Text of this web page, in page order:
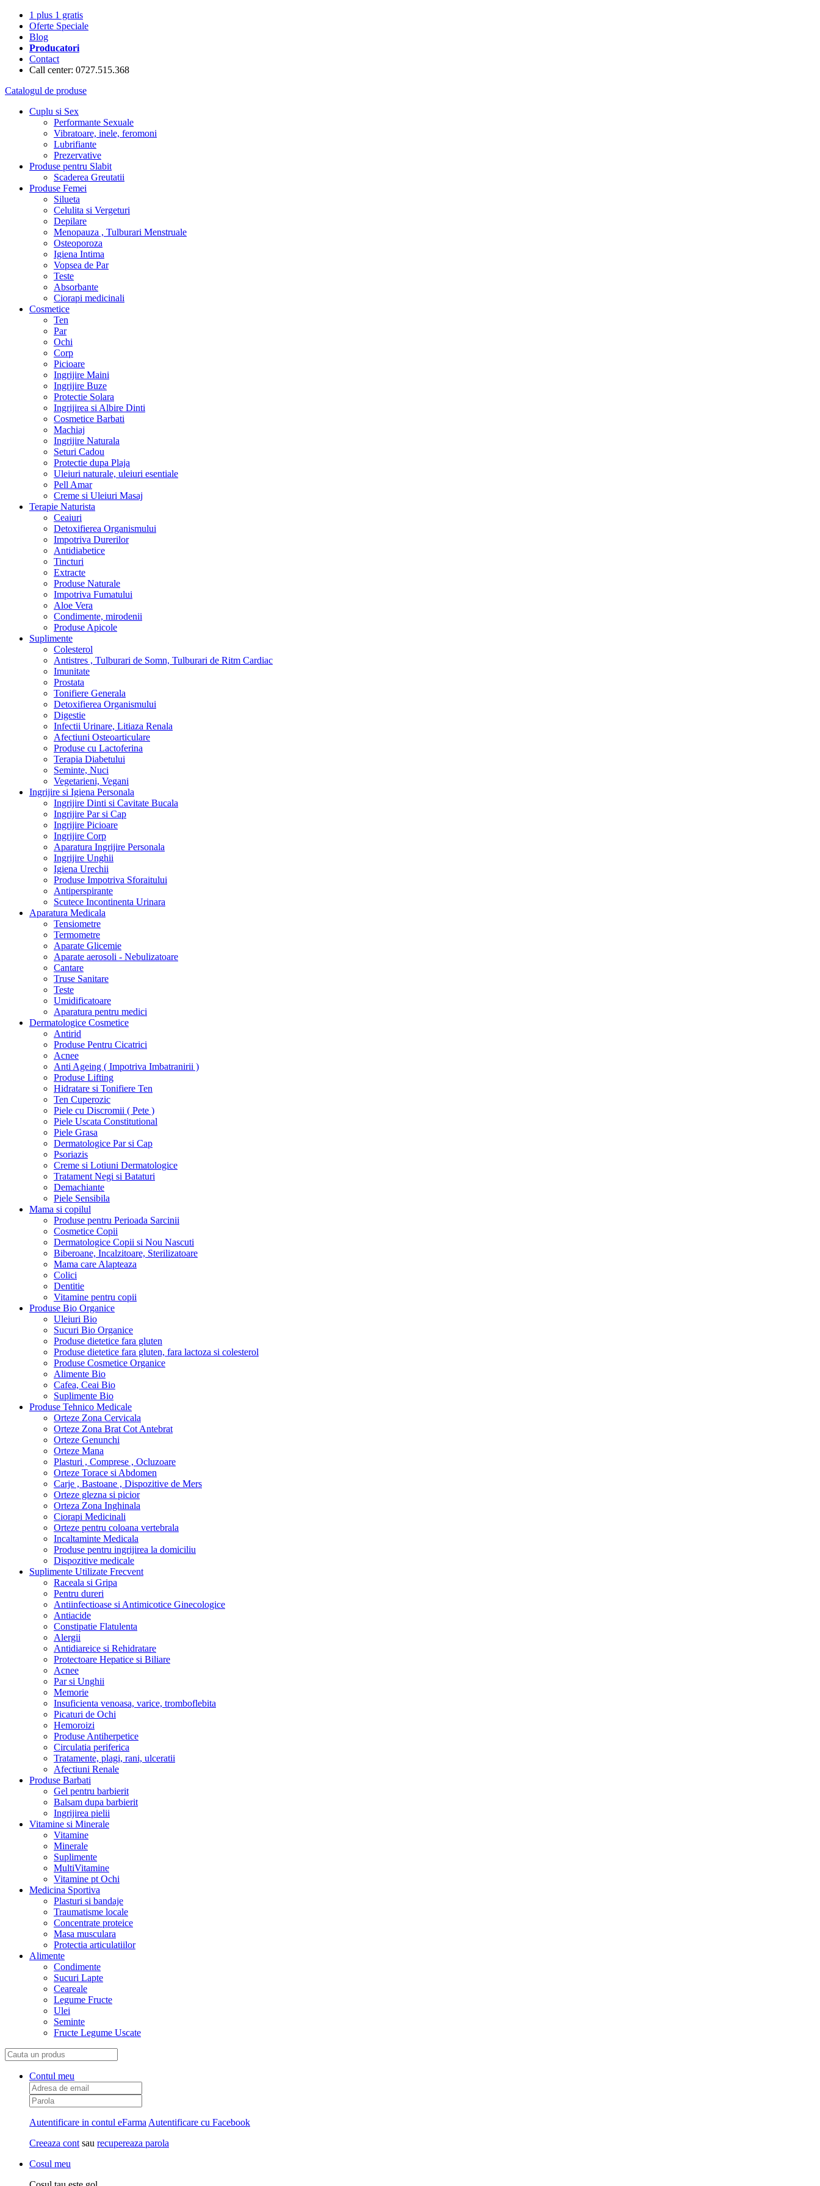
1 plus 1 gratis
Oferte Speciale
Blog
Producatori
Contact
Call center: 0727.515.368
Catalogul de produse
Cuplu si Sex
Performante Sexuale
Vibratoare, inele, feromoni
Lubrifiante
Prezervative
Produse pentru Slabit
Scaderea Greutatii
Produse Femei
Silueta
Celulita si Vergeturi
Depilare
Menopauza , Tulburari Menstruale
Osteoporoza
Igiena Intima
Vopsea de Par
Teste
Absorbante
Ciorapi medicinali
Cosmetice
Ten
Par
Ochi
Corp
Picioare
Ingrijire Maini
Ingrijire Buze
Protectie Solara
Ingrijirea si Albire Dinti
Cosmetice Barbati
Machiaj
Ingrijire Naturala
Seturi Cadou
Protectie dupa Plaja
Uleiuri naturale, uleiuri esentiale
Pell Amar
Creme si Uleiuri Masaj
Terapie Naturista
Ceaiuri
Detoxifierea Organismului
Impotriva Durerilor
Antidiabetice
Tincturi
Extracte
Produse Naturale
Impotriva Fumatului
Aloe Vera
Condimente, mirodenii
Produse Apicole
Suplimente
Colesterol
Antistres , Tulburari de Somn, Tulburari de Ritm Cardiac
Imunitate
Prostata
Tonifiere Generala
Detoxifierea Organismului
Digestie
Infectii Urinare, Litiaza Renala
Afectiuni Osteoarticulare
Produse cu Lactoferina
Terapia Diabetului
Seminte, Nuci
Vegetarieni, Vegani
Ingrijire si Igiena Personala
Ingrijire Dinti si Cavitate Bucala
Ingrijire Par si Cap
Ingrijire Picioare
Ingrijire Corp
Aparatura Ingrijire Personala
Ingrijire Unghii
Igiena Urechii
Produse Impotriva Sforaitului
Antiperspirante
Scutece Incontinenta Urinara
Aparatura Medicala
Tensiometre
Termometre
Aparate Glicemie
Aparate aerosoli - Nebulizatoare
Cantare
Truse Sanitare
Teste
Umidificatoare
Aparatura pentru medici
Dermatologice Cosmetice
Antirid
Produse Pentru Cicatrici
Acnee
Anti Ageing ( Impotriva Imbatranirii )
Produse Lifting
Hidratare si Tonifiere Ten
Ten Cuperozic
Piele cu Discromii ( Pete )
Piele Uscata Constitutional
Piele Grasa
Dermatologice Par si Cap
Psoriazis
Creme si Lotiuni Dermatologice
Tratament Negi si Bataturi
Demachiante
Piele Sensibila
Mama si copilul
Produse pentru Perioada Sarcinii
Cosmetice Copii
Dermatologice Copii si Nou Nascuti
Biberoane, Incalzitoare, Sterilizatoare
Mama care Alapteaza
Colici
Dentitie
Vitamine pentru copii
Produse Bio Organice
Uleiuri Bio
Sucuri Bio Organice
Produse dietetice fara gluten
Produse dietetice fara gluten, fara lactoza si colesterol
Produse Cosmetice Organice
Alimente Bio
Cafea, Ceai Bio
Suplimente Bio
Produse Tehnico Medicale
Orteze Zona Cervicala
Orteze Zona Brat Cot Antebrat
Orteze Genunchi
Orteze Mana
Plasturi , Comprese , Ocluzoare
Orteze Torace si Abdomen
Carje , Bastoane , Dispozitive de Mers
Orteze glezna si picior
Orteza Zona Inghinala
Ciorapi Medicinali
Orteze pentru coloana vertebrala
Incaltaminte Medicala
Produse pentru ingrijirea la domiciliu
Dispozitive medicale
Suplimente Utilizate Frecvent
Raceala si Gripa
Pentru dureri
Antiinfectioase si Antimicotice Ginecologice
Antiacide
Constipatie Flatulenta
Alergii
Antidiareice si Rehidratare
Protectoare Hepatice si Biliare
Acnee
Par si Unghii
Memorie
Insuficienta venoasa, varice, tromboflebita
Picaturi de Ochi
Hemoroizi
Produse Antiherpetice
Circulatia periferica
Tratamente, plagi, rani, ulceratii
Afectiuni Renale
Produse Barbati
Gel pentru barbierit
Balsam dupa barbierit
Ingrijirea pielii
Vitamine si Minerale
Vitamine
Minerale
Suplimente
MultiVitamine
Vitamine pt Ochi
Medicina Sportiva
Plasturi si bandaje
Traumatisme locale
Concentrate proteice
Masa musculara
Protectia articulatiilor
Alimente
Condimente
Sucuri Lapte
Ceareale
Legume Fructe
Ulei
Seminte
Fructe Legume Uscate
Contul meu
Autentificare in contul eFarma Autentificare cu Facebook
Creeaza cont sau recupereaza parola
Cosul meu